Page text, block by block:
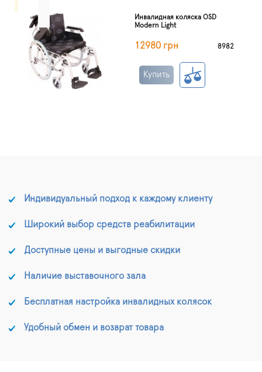
Инвалидная коляска OSD
Modern Light
12980 грн 8982
Купить
Индивидуальный подход к каждому клиенту
Широкий выбор средств реабилитации
Доступные цены и выгодные скидки
Наличие выставочного зала
Бесплатная настройка инвалидных колясок
Удобный обмен и возврат товара